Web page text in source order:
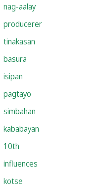
nag-aalay
producerer
tinakasan
basura
isipan
pagtayo
simbahan
kababayan
10th
influences
kotse